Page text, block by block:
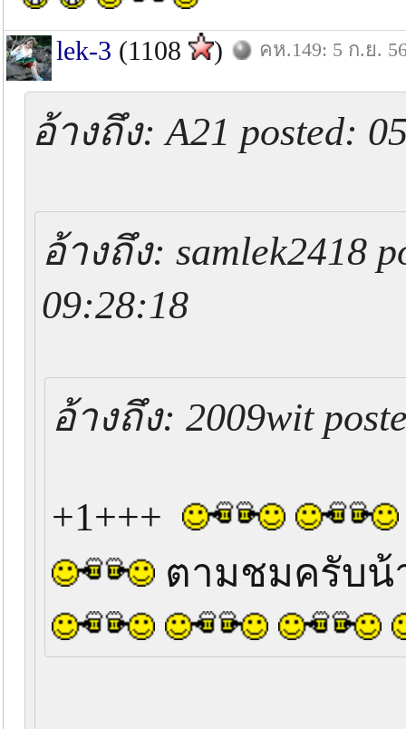
lek-3 (1108 ) คห.149: 5 ก.ย.
อ้างถึง: A21 posted:
อ้างถึง: samlek2418
09:28:18
อ้างถึง: 2009wit
+1+++
ตามชมครับ